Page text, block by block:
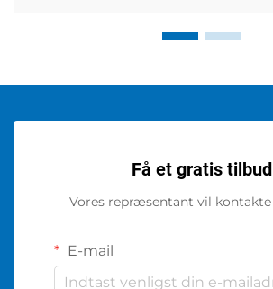
Få et gratis tilbud
Vores repræsentant vil
E-mail